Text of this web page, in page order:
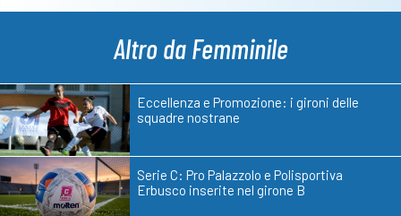
Altro da Femminile
Eccellenza e Promozione: i gironi delle
squadre nostrane
Serie C: Pro Palazzolo e Polisportiva
Erbusco inserite nel girone B